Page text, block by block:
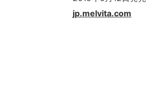
jp.melvita.com